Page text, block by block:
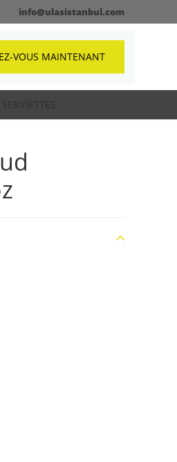
info@ulasistanbul.com
VOUS MAINTENANT